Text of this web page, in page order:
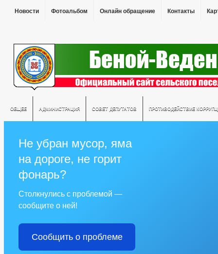
Новости Фотоальбом Онлайн обращение Контакты
ОБЩЕЕ АДМИНИСТРАЦИЯ СОВЕТ ДЕПУТАТОВ ПРОТИВОДЕЙСТВИЕ
Не убран мусор, яма
на дороге, не горит
фонарь?
Столкнулись с проблемой —
сообщите о ней!
Сообщить о проблеме